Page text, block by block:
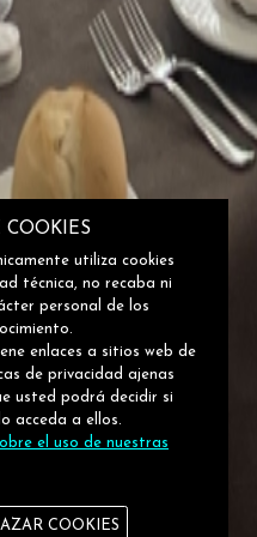
utiliza cookies
técnica, no recaba ni
personal de los
enlaces a sitios web de
de privacidad ajenas
usted podrá decidir si
acceda a ellos.
el uso de nuestras
COOKIES